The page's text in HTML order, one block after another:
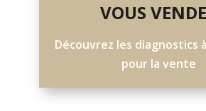
VOUS
Découvrez les diagnostics
pour la vente